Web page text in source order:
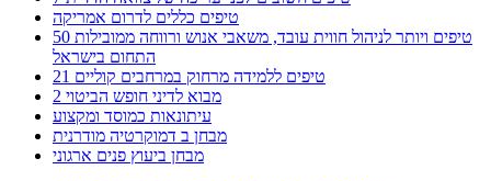
טיפים כללים לדרום אמריקה
50 טיפים ויותר לניהול חווית עובד, משאבי אנוש ורווחה ממובילות
התחום בישראל
21 טיפים ללמידה מרחוק במרחבים קוליים
מבוא לדיני חופש הביטוי 2
עיתונאות כמוסד ומקצוע
מבחן ב דמוקרטיה מודרנית
מבחן ביעוץ פנים ארגוני